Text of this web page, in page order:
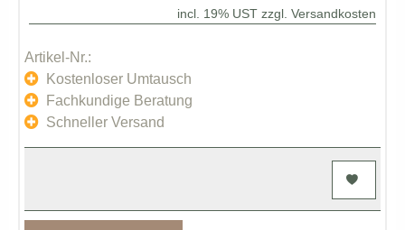
incl. 19% UST zzgl. Versandkosten
Artikel-Nr.:
Kostenloser Umtausch
Fachkundige Beratung
Schneller Versand